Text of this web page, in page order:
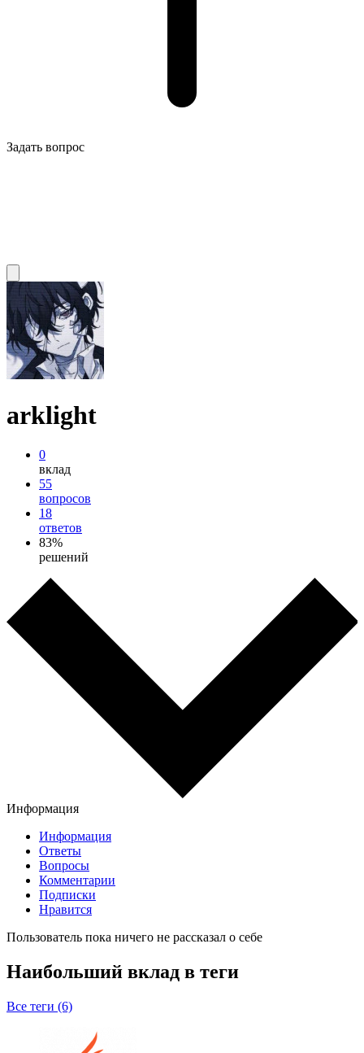
Задать вопрос
arklight
0
вклад
55
вопросов
18
ответов
83%
решений
Информация
Информация
Ответы
Вопросы
Комментарии
Подписки
Нравится
Пользователь пока ничего не рассказал о себе
Наибольший вклад в теги
Все теги (6)